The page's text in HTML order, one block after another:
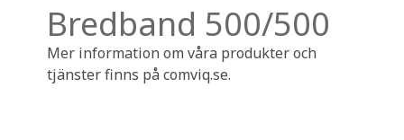
Bredband 500/500
Mer information om våra produkter och
tjänster finns på comviq.se.